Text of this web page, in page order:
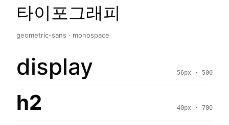
타이포그래피
geometric-sans · monospace
display 56px · 500
h2 40px · 700